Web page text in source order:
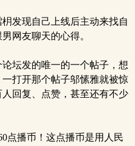
发现自己上线后主动来找自
网友聊天的心得。
坛发的唯一的一个帖子，想
打开那个帖子邬愫雅就被惊
回复、点赞，甚至还有不少
点播币！这点播币是用人民